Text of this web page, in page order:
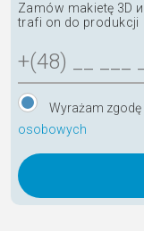
Zamów makietę 3D
trafi on do produkcji
Wyrażam
osobowych
A